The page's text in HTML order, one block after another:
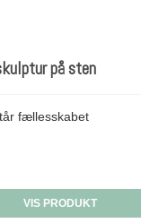
på sten
fællesskabet
VIS PRODUKT